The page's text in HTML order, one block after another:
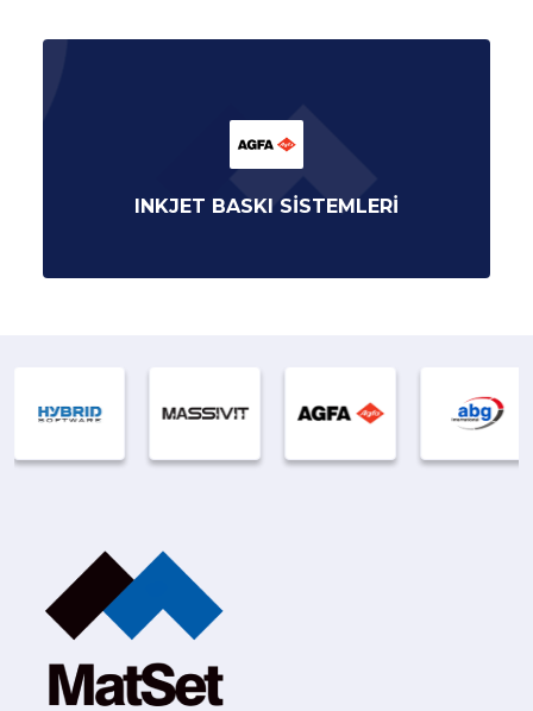
INKJET BASKI SISTEMLERI